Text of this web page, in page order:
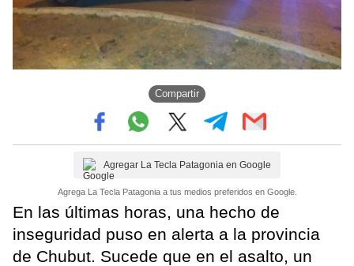
Compartir
Agregar La Tecla Patagonia en Google
Agrega La Tecla Patagonia a tus medios preferidos en Google.
En las últimas horas, una hecho de
inseguridad puso en alerta a la provincia
de Chubut. Sucede que en el asalto, un